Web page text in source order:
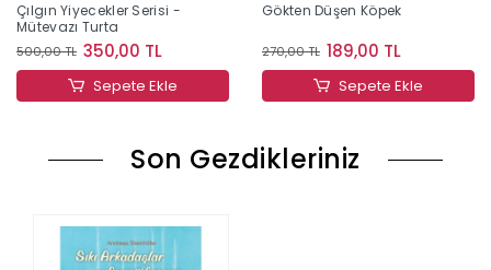
Çılgın Yiyecekler Serisi -
Mütevazı Turta
500,00 TL 350,00 TL
Sepete Ekle
Gökten Düşen Köpek
270,00 TL 189,00 TL
Sepete Ekle
Son Gezdikleriniz